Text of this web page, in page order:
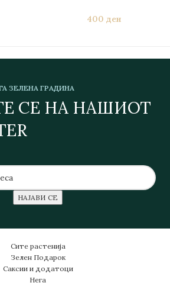
400 ден
ЗЕЛЕНА ГРАДИНА
СЕ НА НАШИОТ
Сите растенија
Зелен Подарок
Саксии и додатоци
Нега